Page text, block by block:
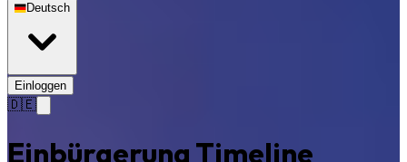
Deutsch
Einloggen
🇩🇪
Einbürgerung Timeline